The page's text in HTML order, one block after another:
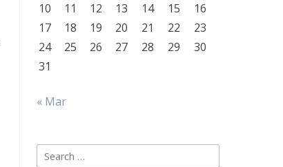
10
11 12 13 14 15
16
17
18 19 20 21 22
23
24
25 26 27 28 29
30
31
« Mar
Search